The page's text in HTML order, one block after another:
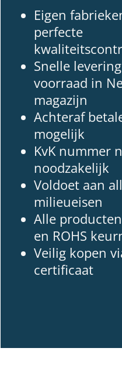
Eigen
perfecte
Snelle
voorraad in
magazijn
Achteraf
mogelijk
KvK nummer
noodzakelijk
Voldoet aan
milieueisen
Alle
en ROHS
Veilig kopen
certificaat